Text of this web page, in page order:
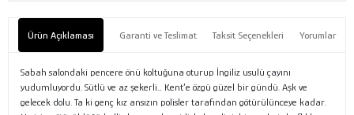
Ürün Açıklaması Garanti ve Teslimat Taksit Seçenekleri Yorumlar
Sabah salondaki pencere önü koltuğuna oturup İngiliz usulü çayını
yudumluyordu. Sütlü ve az şekerli… Kent’e özgü güzel bir gündü. Aşk ve
gelecek dolu. Ta ki genç kız ansızın polisler tarafından götürülünceye kadar.